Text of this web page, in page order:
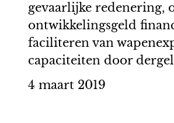
gevaarlijke redenering,
ontwikkelingsgeld
faciliteren van
capaciteiten door
4 maart 2019